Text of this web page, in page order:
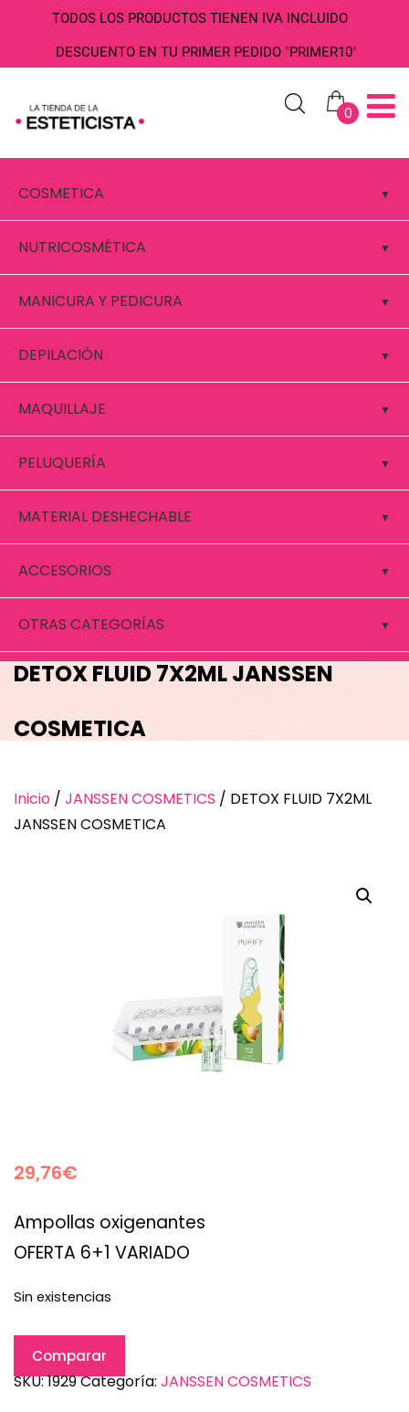
TODOS LOS PRODUCTOS TIENEN IVA INCLUIDO
DESCUENTO EN TU PRIMER PEDIDO "PRIMER10"
0
COSMETICA
NUTRICOSMÉTICA
MANICURA Y PEDICURA
DEPILACIÓN
MAQUILLAJE
PELUQUERÍA
MATERIAL DESHECHABLE
ACCESORIOS
OTRAS CATEGORÍAS
DETOX FLUID 7X2ML JANSSEN
COSMETICA
Inicio / JANSSEN COSMETICS / DETOX FLUID 7X2ML
JANSSEN COSMETICA
29,76€
Ampollas oxigenantes
OFERTA 6+1 VARIADO
Sin existencias
Comparar
SKU:1929Categoría: JANSSEN COSMETICS